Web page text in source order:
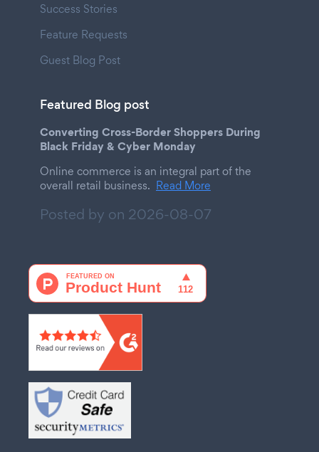
Success Stories
Feature Requests
Guest Blog Post
Featured Blog post
Converting Cross-Border Shoppers During
Black Friday & Cyber Monday
Online commerce is an integral part of the
overall retail business. Read More
Posted by on 2026-08-07